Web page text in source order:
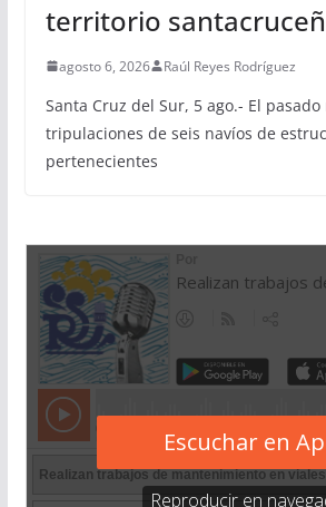
territorio
agosto 6, 2026 Raúl Reyes Rodríguez
Santa Cruz del Sur, 5 ago.- El
tripulaciones de seis navíos de
pertenecientes